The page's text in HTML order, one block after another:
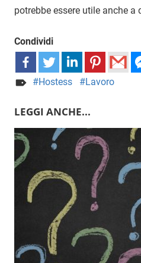
potrebbe essere utile anche a
Condividi
Hostess Lavoro
LEGGI ANCHE...